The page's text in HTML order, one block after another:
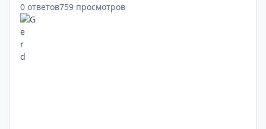
0 ответов759 просмотров